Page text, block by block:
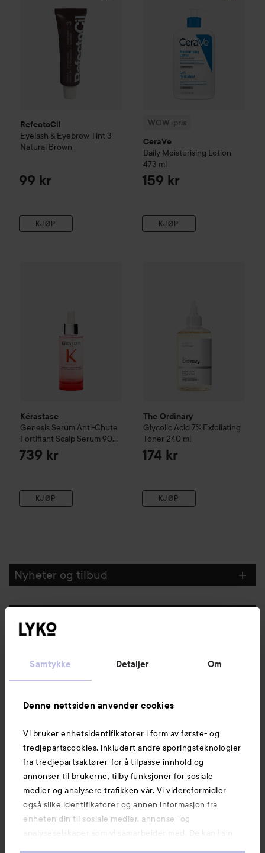
Samtykke Detaljer Om
Denne nettsiden anvender cookies
Vi bruker enhetsidentifikatorer i form av første- og
tredjepartscookies, inkludert andre sporingsteknologier
fra tredjepartsaktører, for å tilpasse innhold og
annonser til brukerne, tilby funksjoner for sosiale
medier og analysere trafikken vår. Vi videreformidler
også slike identifikatorer og annen informasjon fra
enheten din til sosiale medier, annonse- og
analyseselskaper som vi samarbeider med. De kan i sin
RefectoCil
Eyelash & Eyebrow Tint 3
Natural Brown
99 kr
KJØP
WOW-pris
CeraVe
Daily Moisturising Lotion
473 ml
159 kr
KJØP
Kérastase
Genesis Serum Anti-Chute
Fortifiant Scalp Serum90
ml
739 kr
KJØP
The Ordinary
Glycolic Acid 7% Exfoliating
Toner 240 ml
174 kr
KJØP
Nyheter og tilbud
Kundeservice
Informasjon
Også av interesse